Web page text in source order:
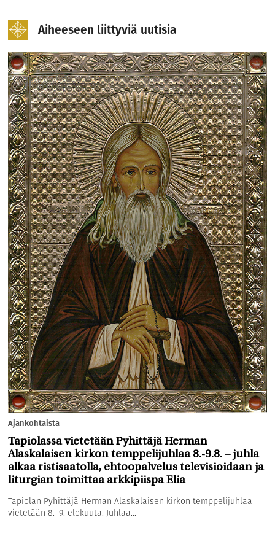
Aiheeseen liittyviä uutisia
Ajankohtaista
Tapiolassa vietetään Pyhittäjä Herman
Alaskalaisen kirkon temppelijuhlaa 8.-9.8. – juhla
alkaa ristisaatolla, ehtoopalvelus televisioidaan ja
liturgian toimittaa arkkipiispa Elia
Tapiolan Pyhittäjä Herman Alaskalaisen kirkon temppelijuhlaa
vietetään 8.–9. elokuuta. Juhlaa...